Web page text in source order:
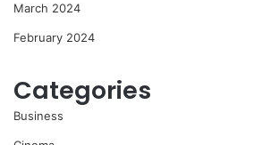
March 2024
February 2024
Categories
Business